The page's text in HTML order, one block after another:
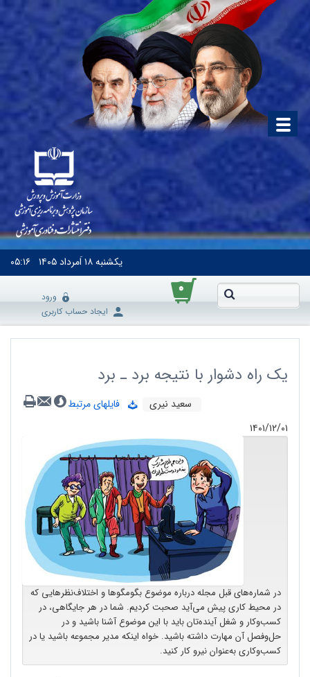
یکشنبه۱۸ اَمرداد ۱۴۰۵ ۰۵:۱۶
۰
ورود
ایجاد حساب کاربری
یک راه دشوار با نتیجه برد ـ برد
سعید نیری
فایلهای مرتبط
۱۴۰۱/۱۲/۰۱
در شماره‌های قبل مجله درباره موضوع بگومگوها و اختلاف‌نظرهایی که
در محیط کاری پیش می‌آید صحبت کردیم. شما در هر جایگاهی، در
کسب‌وکار و شغل آینده‌تان باید با این موضوع آشنا باشید و در
حل‌وفصل آن مهارت داشته باشید. خواه اینکه مدیر مجموعه باشید یا در
کسب‌وکاری به‌عنوان نیرو کار کنید.